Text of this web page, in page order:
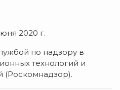
2020 г.
по надзору в
технологий и
(Роскомнадзор).